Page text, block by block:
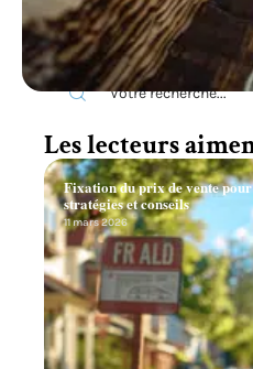
Recherche
Les lecteurs
Fixation du prix de vente
stratégies et conseils
11 mars 2026